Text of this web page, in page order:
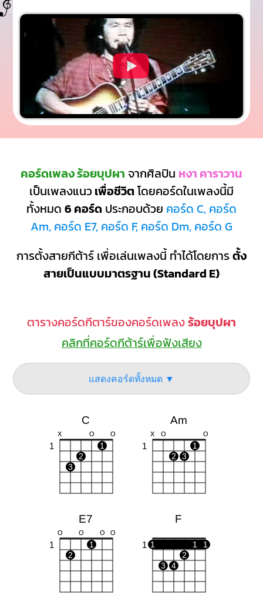
คอร์ดเพลง ร้อยบุปผา จากศิลปิน หงา คาราวาน
เป็นเพลงแนวเพื่อชีวิตโดยคอร์ดในเพลงนี้มี
ทั้งหมด 6 คอร์ด ประกอบด้วย คอร์ด C, คอร์ด
Am, คอร์ด E7, คอร์ด F, คอร์ด Dm, คอร์ด G
การตั้งสายกีต้าร์ เพื่อเล่นเพลงนี้ ทำได้โดยการตั้ง
สายเป็นแบบมาตรฐาน (Standard E)
ตารางคอร์ดกีตาร์ของคอร์ดเพลงร้อยบุปผา
คลิกที่คอร์ดกีต้าร์เพื่อฟังเสียง
แสดงคอร์ดทั้งหมด ▼
C
X O O
1
1
2
3
Am
X O O
1
1
2
3
E7
O O O O
1
1
2
F
1 1 1
1
2
3
4